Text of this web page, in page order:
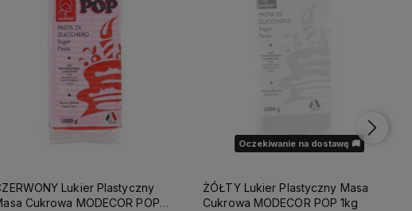
Lukier Plastyczny
Cukrowa MODECOR POP
Oczekiwanie na dostawę 🚚
ŻÓŁTY Lukier Plastyczny Masa
Cukrowa MODECOR POP 1kg